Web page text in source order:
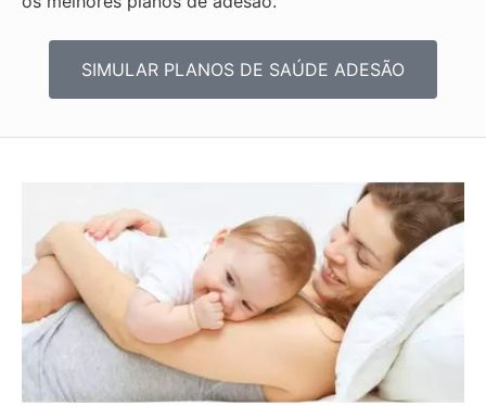
SIMULAR PLANOS DE SAÚDE ADESÃO